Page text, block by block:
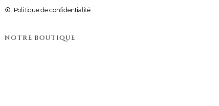
Politique de confidentialité
NOTRE BOUTIQUE